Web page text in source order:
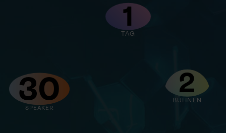
30
SPEAKER
1
TAG
2
BÜHNEN